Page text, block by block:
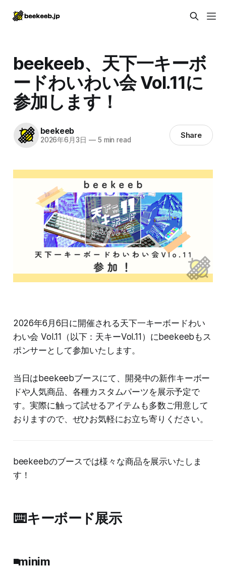
beekeeb、天下一キーボ
ードわいわい会 Vol.11に
参加します！
beekeeb
2026年6月3日 —5 min read Share
2026年6月6日に開催される天下一キーボードわい
わい会 Vol.11（以下：天キーVol.11）にbeekeebもス
ポンサーとして参加いたします。
当日はbeekeebブースにて、開発中の新作キーボー
ドや人気商品、各種カスタムパーツを展示予定で
す。実際に触って試せるアイテムも多数ご用意して
おりますので、ぜひお気軽にお立ち寄りください。
beekeebのブースでは様々な商品を展示いたしま
す！
⌨️キーボード展示
◾️minim